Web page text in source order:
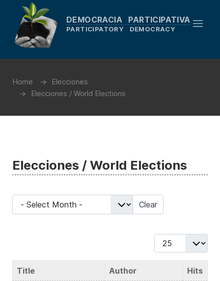
DEMOCRACIA PARTICIPATIVA
PARTICIPATORY DEMOCRACY
Home
Elecciones
Elecciones / World Elections
Elecciones / World Elections
- Select Month - Clear
Display #
Title Author Hits